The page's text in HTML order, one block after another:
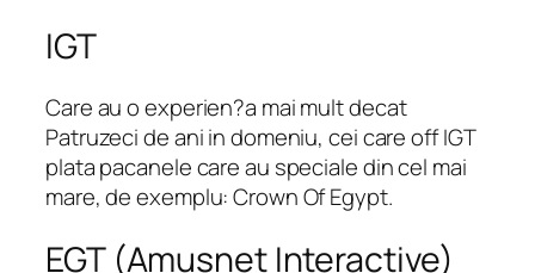
IGT
Care au o experien?a mai mult decat
Patruzeci de ani in domeniu, cei care off IGT
plata pacanele care au speciale din cel mai
mare, de exemplu: Crown Of Egypt.
EGT (Amusnet Interactive)